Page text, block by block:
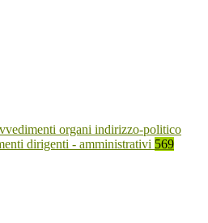
organi indirizzo-politico
dirigenti - amministrativi 569